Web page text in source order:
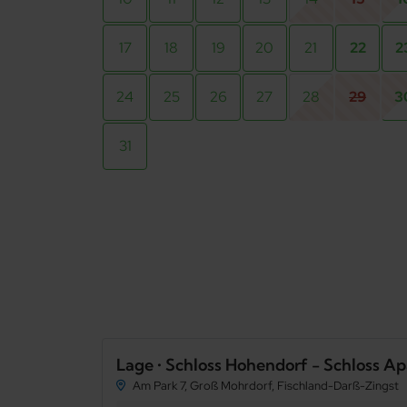
17 18 19 20 21 22
24 25 26 27 28 29
31
Lage • Schloss Hohendorf - Schloss
Am Park 7, Groß Mohrdorf, Fischland-Darß-Zingst